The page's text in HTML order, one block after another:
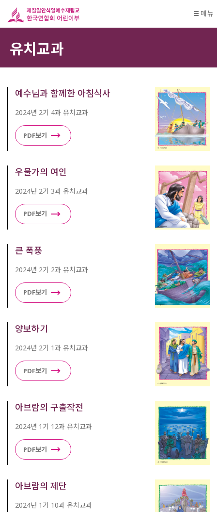
메뉴
유치교과
예수님과 함께한 아침식사
2024년 2기 4과 유치교과
PDF보기
우물가의 여인
2024년 2기 3과 유치교과
PDF보기
큰 폭풍
2024년 2기 2과 유치교과
PDF보기
양보하기
2024년 2기 1과 유치교과
PDF보기
아브람의 구출작전
2024년 1기 12과 유치교과
PDF보기
아브람의 제단
2024년 1기 10과 유치교과